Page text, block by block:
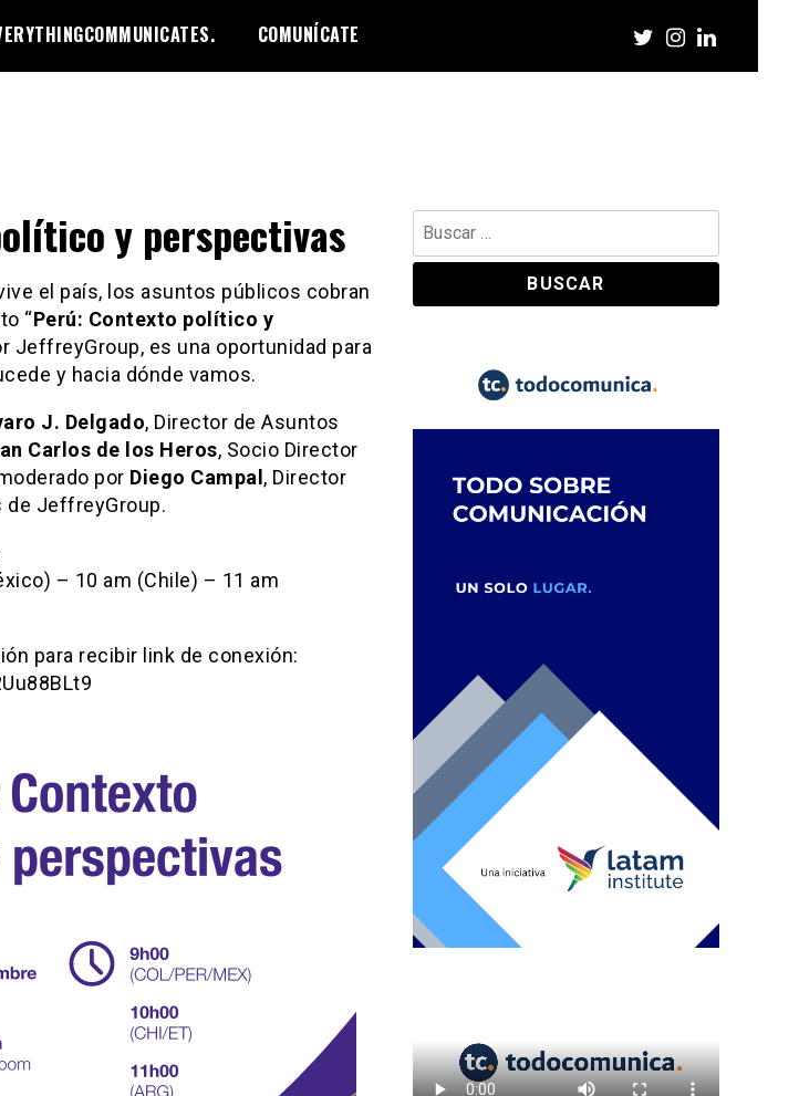
COMUNÍCATE
y perspectivas
el país, los asuntos públicos cobran
“Perú: Contexto político y
JeffreyGroup, es una oportunidad para
y hacia dónde vamos.
J. Delgado, Director de Asuntos
Carlos de los Heros, Socio Director
por Diego Campal , Director
de JeffreyGroup.
– 10 am (Chile) – 11 am
para recibir link de conexión:
Buscar: